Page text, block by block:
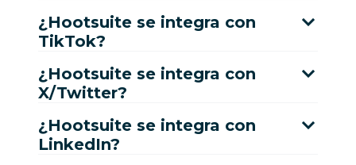
¿Hootsuite se integra con
TikTok?
¿Hootsuite se integra con
X/Twitter?
¿Hootsuite se integra con
LinkedIn?